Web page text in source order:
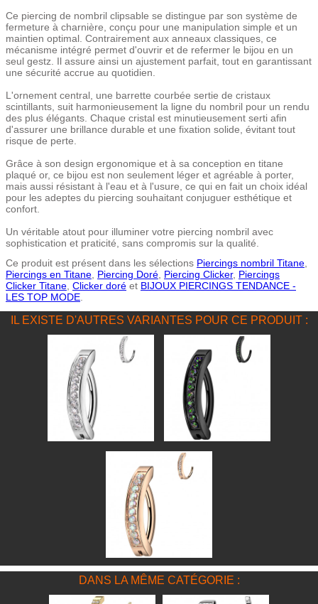
Ce piercing de nombril clipsable se distingue par son système de
fermeture à charnière, conçu pour une manipulation simple et un
maintien optimal. Contrairement aux anneaux classiques, ce
mécanisme intégré permet d'ouvrir et de refermer le bijou en un
seul gestz. Il assure ainsi un ajustement parfait, tout en garantissant
une sécurité accrue au quotidien.
L'ornement central, une barrette courbée sertie de cristaux
scintillants, suit harmonieusement la ligne du nombril pour un rendu
des plus élégants. Chaque cristal est minutieusement serti afin
d'assurer une brillance durable et une fixation solide, évitant tout
risque de perte.
Grâce à son design ergonomique et à sa conception en titane
plaqué or, ce bijou est non seulement léger et agréable à porter,
mais aussi résistant à l'eau et à l'usure, ce qui en fait un choix idéal
pour les adeptes du piercing souhaitant conjuguer esthétique et
confort.
Un véritable atout pour illuminer votre piercing nombril avec
sophistication et praticité, sans compromis sur la qualité.
Ce produit est présent dans les sélections Piercings nombril Titane,
Piercings en Titane, Piercing Doré, Piercing Clicker, Piercings
Clicker Titane, Clicker doré et BIJOUX PIERCINGS TENDANCE -
LES TOP MODE.
IL EXISTE D'AUTRES VARIANTES POUR CE PRODUIT :
DANS LA MÊME CATÉGORIE :